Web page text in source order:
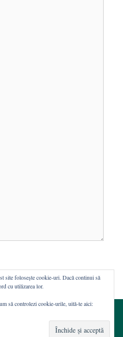
site folosește cookie-uri. Dacă continui să
cu utilizarea lor.
să controlezi cookie-urile, uită-te aici: